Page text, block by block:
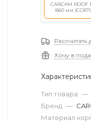
CARCAM ROOF
860 мм
Рассчитать
Хочу в
Тип товара —
Бренд —
Материал